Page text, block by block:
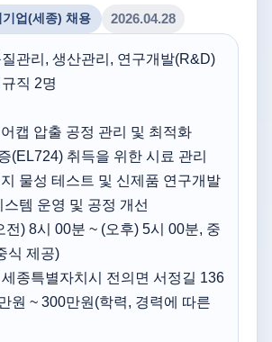
기업(세종) 채용 2026.04.28
질관리, 생산관리, 연구개발(R&D)
직 2명
캡 압출 공정 관리 및 최적화
(EL724) 취득을 위한 시료 관리
물성 테스트 및 신제품 연구개발
템 운영 및 공정 개선
전) 8시 00분 ~ (오후) 5시 00분, 중
식 제공)
세종특별자치시 전의면 서정길 136
원 ~ 300만원(학력, 경력에 따른